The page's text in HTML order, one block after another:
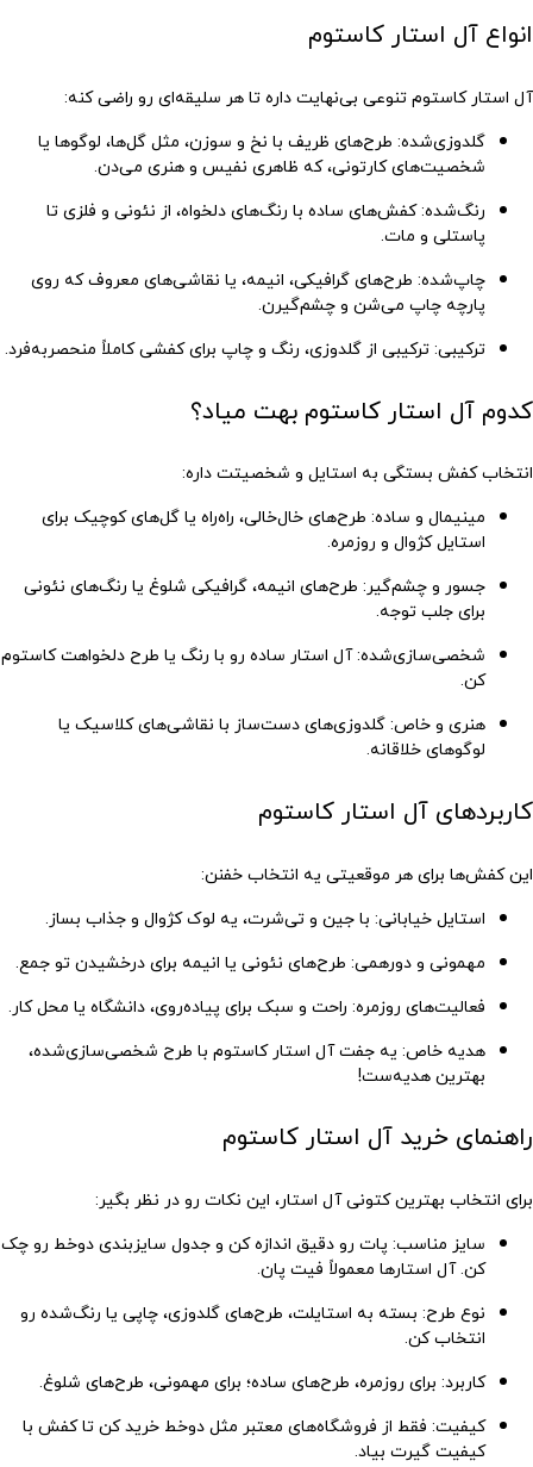
انواع آل استار کاستوم
آل استار کاستوم تنوعی بی‌نهایت داره تا هر سلیقه‌ای رو راضی کنه:
گلدوزی‌شده: طرح‌های ظریف با نخ و سوزن، مثل گل‌ها، لوگوها یا
شخصیت‌های کارتونی، که ظاهری نفیس و هنری می‌دن.
رنگ‌شده: کفش‌های ساده با رنگ‌های دلخواه، از نئونی و فلزی تا
پاستلی و مات.
چاپ‌شده: طرح‌های گرافیکی، انیمه، یا نقاشی‌های معروف که روی
پارچه چاپ می‌شن و چشم‌گیرن.
ترکیبی: ترکیبی از گلدوزی، رنگ و چاپ برای کفشی کاملاً منحصربه‌فرد.
کدوم آل استار کاستوم بهت میاد؟
انتخاب کفش بستگی به استایل و شخصیتت داره:
مینیمال و ساده: طرح‌های خال‌خالی، راه‌راه یا گل‌های کوچیک برای
استایل کژوال و روزمره.
جسور و چشم‌گیر: طرح‌های انیمه، گرافیکی شلوغ یا رنگ‌های نئونی
برای جلب توجه.
شخصی‌سازی‌شده: آل استار ساده رو با رنگ یا طرح دلخواهت کاستوم
کن.
هنری و خاص: گلدوزی‌های دست‌ساز با نقاشی‌های کلاسیک یا
لوگوهای خلاقانه.
کاربردهای آل استار کاستوم
این کفش‌ها برای هر موقعیتی یه انتخاب خفنن:
استایل خیابانی: با جین و تی‌شرت، یه لوک کژوال و جذاب بساز.
مهمونی و دورهمی: طرح‌های نئونی یا انیمه برای درخشیدن تو جمع.
فعالیت‌های روزمره: راحت و سبک برای پیاده‌روی، دانشگاه یا محل کار.
هدیه خاص: یه جفت آل استار کاستوم با طرح شخصی‌سازی‌شده،
بهترین هدیه‌ست!
راهنمای خرید آل استار کاستوم
برای انتخاب بهترین کتونی آل استار، این نکات رو در نظر بگیر:
سایز مناسب: پات رو دقیق اندازه کن و جدول سایزبندی دوخط رو چک
کن. آل استارها معمولاً فیت پان.
نوع طرح: بسته به استایلت، طرح‌های گلدوزی، چاپی یا رنگ‌شده رو
انتخاب کن.
کاربرد: برای روزمره، طرح‌های ساده؛ برای مهمونی، طرح‌های شلوغ.
کیفیت: فقط از فروشگاه‌های معتبر مثل دوخط خرید کن تا کفش با
کیفیت گیرت بیاد.